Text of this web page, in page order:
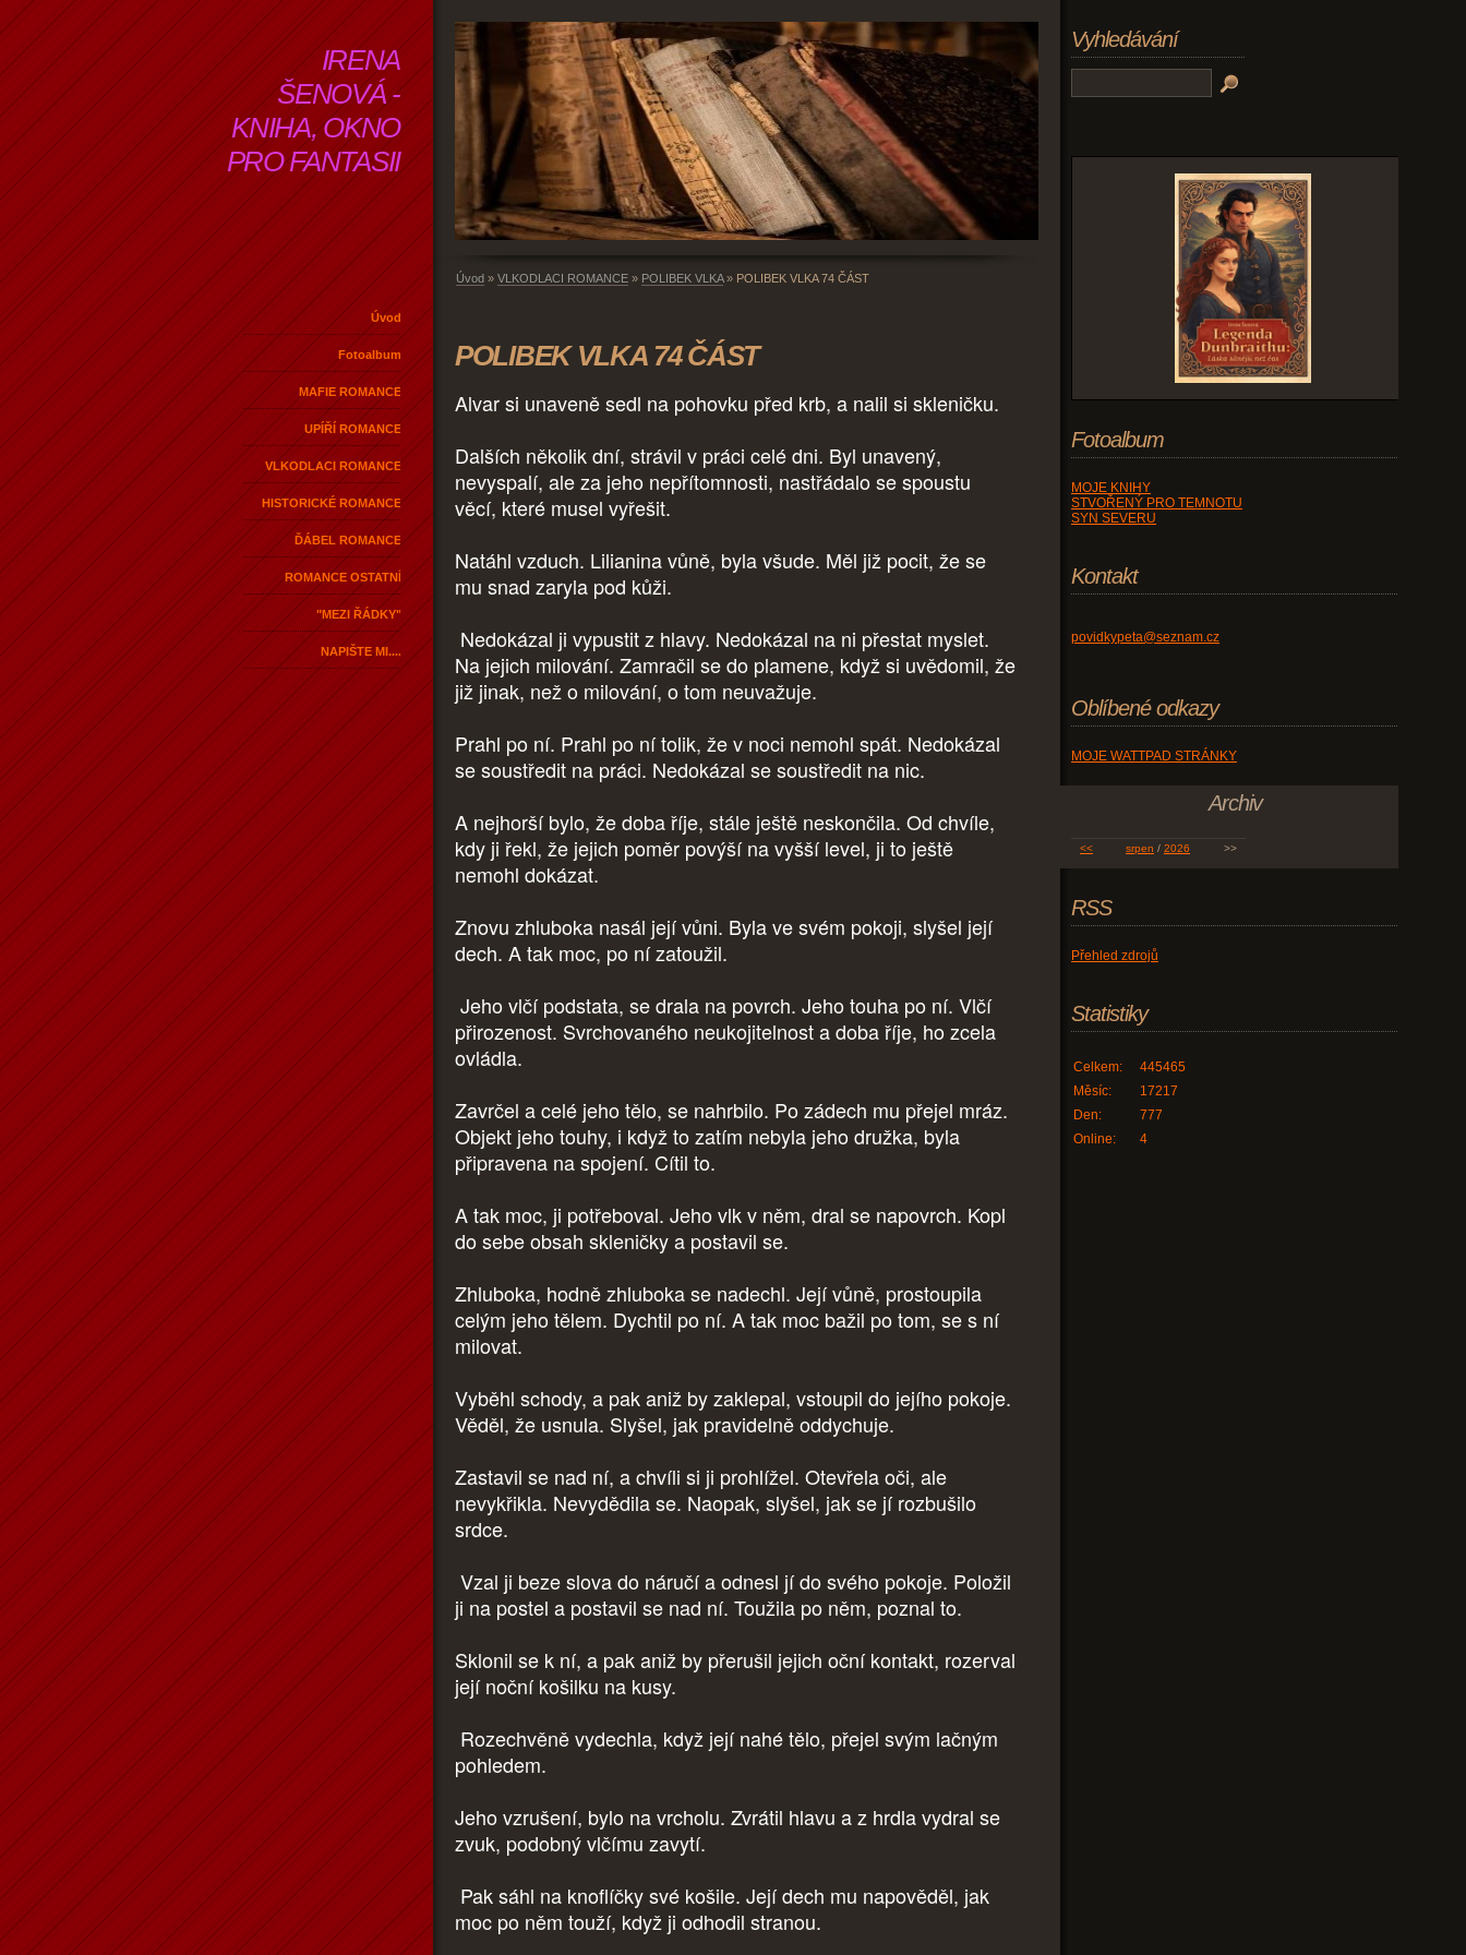
IRENA
ŠENOVÁ -
KNIHA, OKNO
PRO FANTASII
Úvod
Fotoalbum
MAFIE ROMANCE
UPÍŘÍ ROMANCE
VLKODLACI ROMANCE
HISTORICKÉ ROMANCE
ĎÁBEL ROMANCE
ROMANCE OSTATNÍ
"MEZI ŘÁDKY"
NAPIŠTE MI....
Úvod » VLKODLACI ROMANCE » POLIBEK VLKA» POLIBEK VLKA 74 ČÁST
POLIBEK VLKA 74 ČÁST
Alvar si unaveně sedl na pohovku před krb, a nalil si skleničku.
Dalších několik dní, strávil v práci celé dni. Byl unavený,
nevyspalí, ale za jeho nepřítomnosti, nastřádalo se spoustu
věcí, které musel vyřešit.
Natáhl vzduch. Lilianina vůně, byla všude. Měl již pocit, že se
mu snad zaryla pod kůži.
Nedokázal ji vypustit z hlavy. Nedokázal na ni přestat myslet.
Na jejich milování. Zamračil se do plamene, když si uvědomil, že
již jinak, než o milování, o tom neuvažuje.
Prahl po ní. Prahl po ní tolik, že v noci nemohl spát. Nedokázal
se soustředit na práci. Nedokázal se soustředit na nic.
A nejhorší bylo, že doba říje, stále ještě neskončila. Od chvíle,
kdy ji řekl, že jejich poměr povýší na vyšší level, ji to ještě
nemohl dokázat.
Znovu zhluboka nasál její vůni. Byla ve svém pokoji, slyšel její
dech. A tak moc, po ní zatoužil.
Jeho vlčí podstata, se drala na povrch. Jeho touha po ní. Vlčí
přirozenost. Svrchovaného neukojitelnost a doba říje, ho zcela
ovládla.
Zavrčel a celé jeho tělo, se nahrbilo. Po zádech mu přejel mráz.
Objekt jeho touhy, i když to zatím nebyla jeho družka, byla
připravena na spojení. Cítil to.
A tak moc, ji potřeboval. Jeho vlk v něm, dral se napovrch. Kopl
do sebe obsah skleničky a postavil se.
Zhluboka, hodně zhluboka se nadechl. Její vůně, prostoupila
celým jeho tělem. Dychtil po ní. A tak moc bažil po tom, se s ní
milovat.
Vyběhl schody, a pak aniž by zaklepal, vstoupil do jejího pokoje.
Věděl, že usnula. Slyšel, jak pravidelně oddychuje.
Zastavil se nad ní, a chvíli si ji prohlížel. Otevřela oči, ale
nevykřikla. Nevydědila se. Naopak, slyšel, jak se jí rozbušilo
srdce.
Vzal ji beze slova do náručí a odnesl jí do svého pokoje. Položil
ji na postel a postavil se nad ní. Toužila po něm, poznal to.
Sklonil se k ní, a pak aniž by přerušil jejich oční kontakt, rozerval
její noční košilku na kusy.
Rozechvěně vydechla, když její nahé tělo, přejel svým lačným
pohledem.
Jeho vzrušení, bylo na vrcholu. Zvrátil hlavu a z hrdla vydral se
zvuk, podobný vlčímu zavytí.
Pak sáhl na knoflíčky své košile. Její dech mu napověděl, jak
moc po něm touží, když ji odhodil stranou.
Vyhledávání
Fotoalbum
MOJE KNIHY
STVOŘENÝ PRO TEMNOTU
SYN SEVERU
Kontakt
povidkypeta@seznam.cz
Oblíbené odkazy
MOJE WATTPAD STRÁNKY
Archiv
<< srpen / 2026 >>
RSS
Přehled zdrojů
Statistiky
Online: 4
Celkem:
445465
Měsíc:
17217
Den:
777